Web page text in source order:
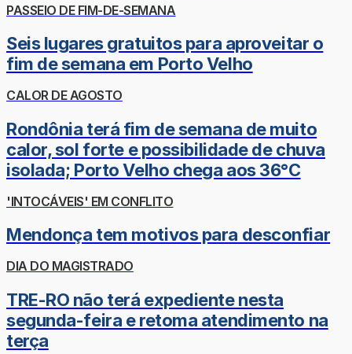
PASSEIO DE FIM-DE-SEMANA
Seis lugares gratuitos para aproveitar o
fim de semana em Porto Velho
CALOR DE AGOSTO
Rondônia terá fim de semana de muito
calor, sol forte e possibilidade de chuva
isolada; Porto Velho chega aos 36°C
'INTOCÁVEIS' EM CONFLITO
Mendonça tem motivos para desconfiar
DIA DO MAGISTRADO
TRE-RO não terá expediente nesta
segunda-feira e retoma atendimento na
terça